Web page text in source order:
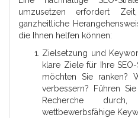
umzusetzen erfordert
ganzheitliche
die Ihnen helfen können:
Zielsetzung und
klare Ziele für Ihre
möchten Sie ranken?
verbessern? Führen
Recherche
wettbewerbsfähige